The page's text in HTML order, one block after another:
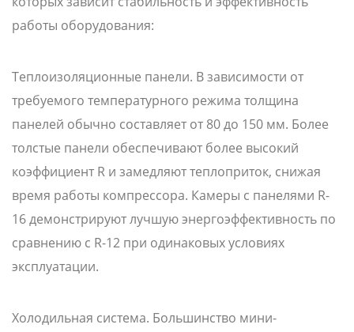
работы оборудования:
Теплоизоляционные панели. В зависимости от
требуемого температурного режима толщина
панелей обычно составляет от 80 до 150 мм. Более
толстые панели обеспечивают более высокий
коэффициент R и замедляют теплоприток, снижая
время работы компрессора. Камеры с панелями R-
16 демонстрируют лучшую энергоэффективность по
сравнению с R-12 при одинаковых условиях
эксплуатации.
Холодильная система. Большинство мини-